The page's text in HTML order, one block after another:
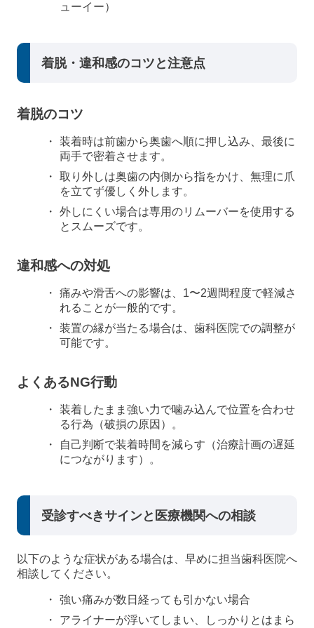
ューイー）
着脱・違和感のコツと注意点
着脱のコツ
装着時は前歯から奥歯へ順に押し込み、最後に
両手で密着させます。
取り外しは奥歯の内側から指をかけ、無理に爪
を立てず優しく外します。
外しにくい場合は専用のリムーバーを使用する
とスムーズです。
違和感への対処
痛みや滑舌への影響は、1〜2週間程度で軽減さ
れることが一般的です。
装置の縁が当たる場合は、歯科医院での調整が
可能です。
よくあるNG行動
装着したまま強い力で噛み込んで位置を合わせ
る行為（破損の原因）。
自己判断で装着時間を減らす（治療計画の遅延
につながります）。
受診すべきサインと医療機関への相談
以下のような症状がある場合は、早めに担当歯科医院へ
相談してください。
強い痛みが数日経っても引かない場合
アライナーが浮いてしまい、しっかりとはまら